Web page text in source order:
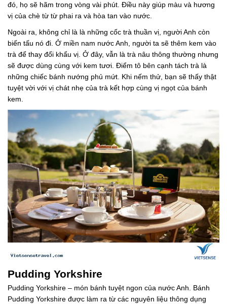
đó, họ sẽ hãm trong vòng vài phút. Điều này giúp màu và hương
vị của chè từ từ phai ra và hòa tan vào nước.
Ngoài ra, không chỉ là là những cốc trà thuần vị, người Anh còn
biến tấu nó đi. Ở miền nam nước Anh, người ta sẽ thêm kem vào
trà để thay đổi khẩu vị. Ở đây, vẫn là trà nâu thông thường nhưng
sẽ được dùng cùng với kem tươi. Điểm tô bên cạnh tách trà là
những chiếc bánh nướng phủ mứt. Khi nếm thử, bạn sẽ thấy thật
tuyệt vời với vị chát nhẹ của trà kết hợp cùng vị ngọt của bánh
kem.
Pudding Yorkshire
Pudding Yorkshire – món bánh tuyệt ngon của nước Anh. Bánh
Pudding Yorkshire được làm ra từ các nguyên liệu thông dụng